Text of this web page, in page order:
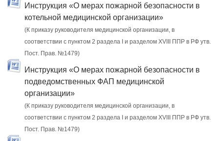
Инструкция «О мерах пожарной безопасности в
котельной медицинской организации»
(К приказу руководителя медицинской организации, в
соответствии с пунктом 2 раздела I и разделом XVIII ППР в РФ утв.
Пост. Прав. №1479)
Инструкция «О мерах пожарной безопасности в
подведомственных ФАП медицинской
организации»
(К приказу руководителя медицинской организации, в
соответствии с пунктом 2 раздела I и разделом XVIII ППР в РФ утв.
Пост. Прав. №1479)